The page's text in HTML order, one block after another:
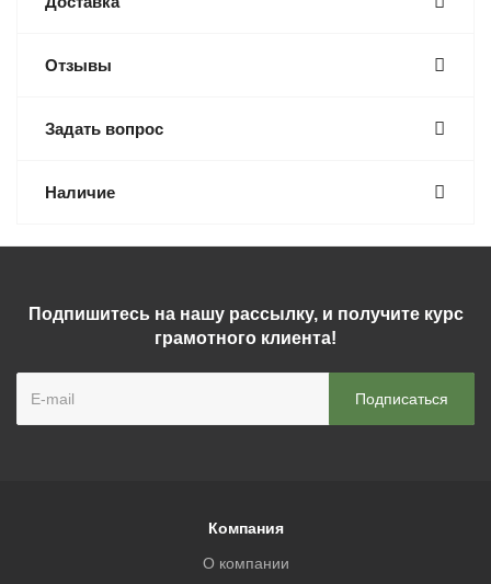
Отзывы
Задать вопрос
Наличие
Подпишитесь на нашу рассылку, и получите курс
грамотного клиента!
Компания
О компании